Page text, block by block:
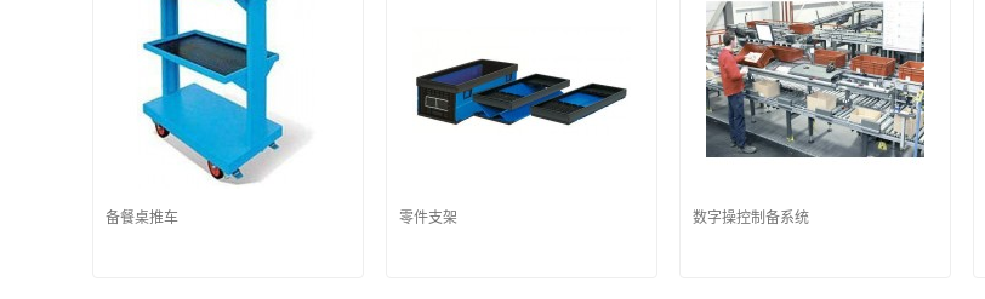
备餐桌推车 零件支架 数字操控制备系统